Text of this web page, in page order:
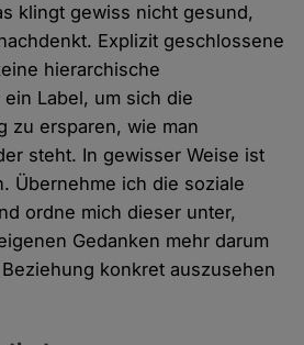
klingt gewiss nicht gesund,
Explizit geschlossene
hierarchische
Label, um sich die
zu ersparen, wie man
steht. In gewisser Weise ist
Übernehme ich die soziale
ordne mich dieser unter,
Gedanken mehr darum
konkret auszusehen